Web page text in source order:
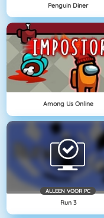
Penguin Diner
Among Us Online
ALLEEN VOOR PC
Run 3